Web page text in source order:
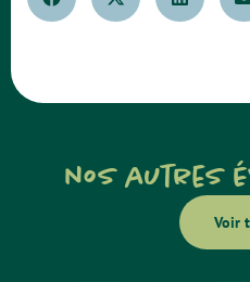
nos autres
Voir